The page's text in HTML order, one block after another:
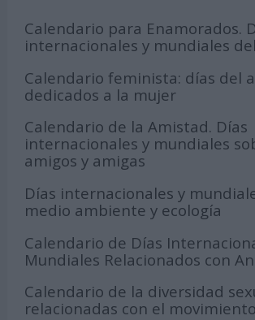
Calendario para Enamorados.
internacionales y mundiales
Calendario feminista: días del
dedicados a la mujer
Calendario de la Amistad. Días
internacionales y mundiales
amigos y amigas
Días internacionales y
medio ambiente y ecología
Calendario de Días
Mundiales Relacionados con
Calendario de la diversidad
relacionadas con el